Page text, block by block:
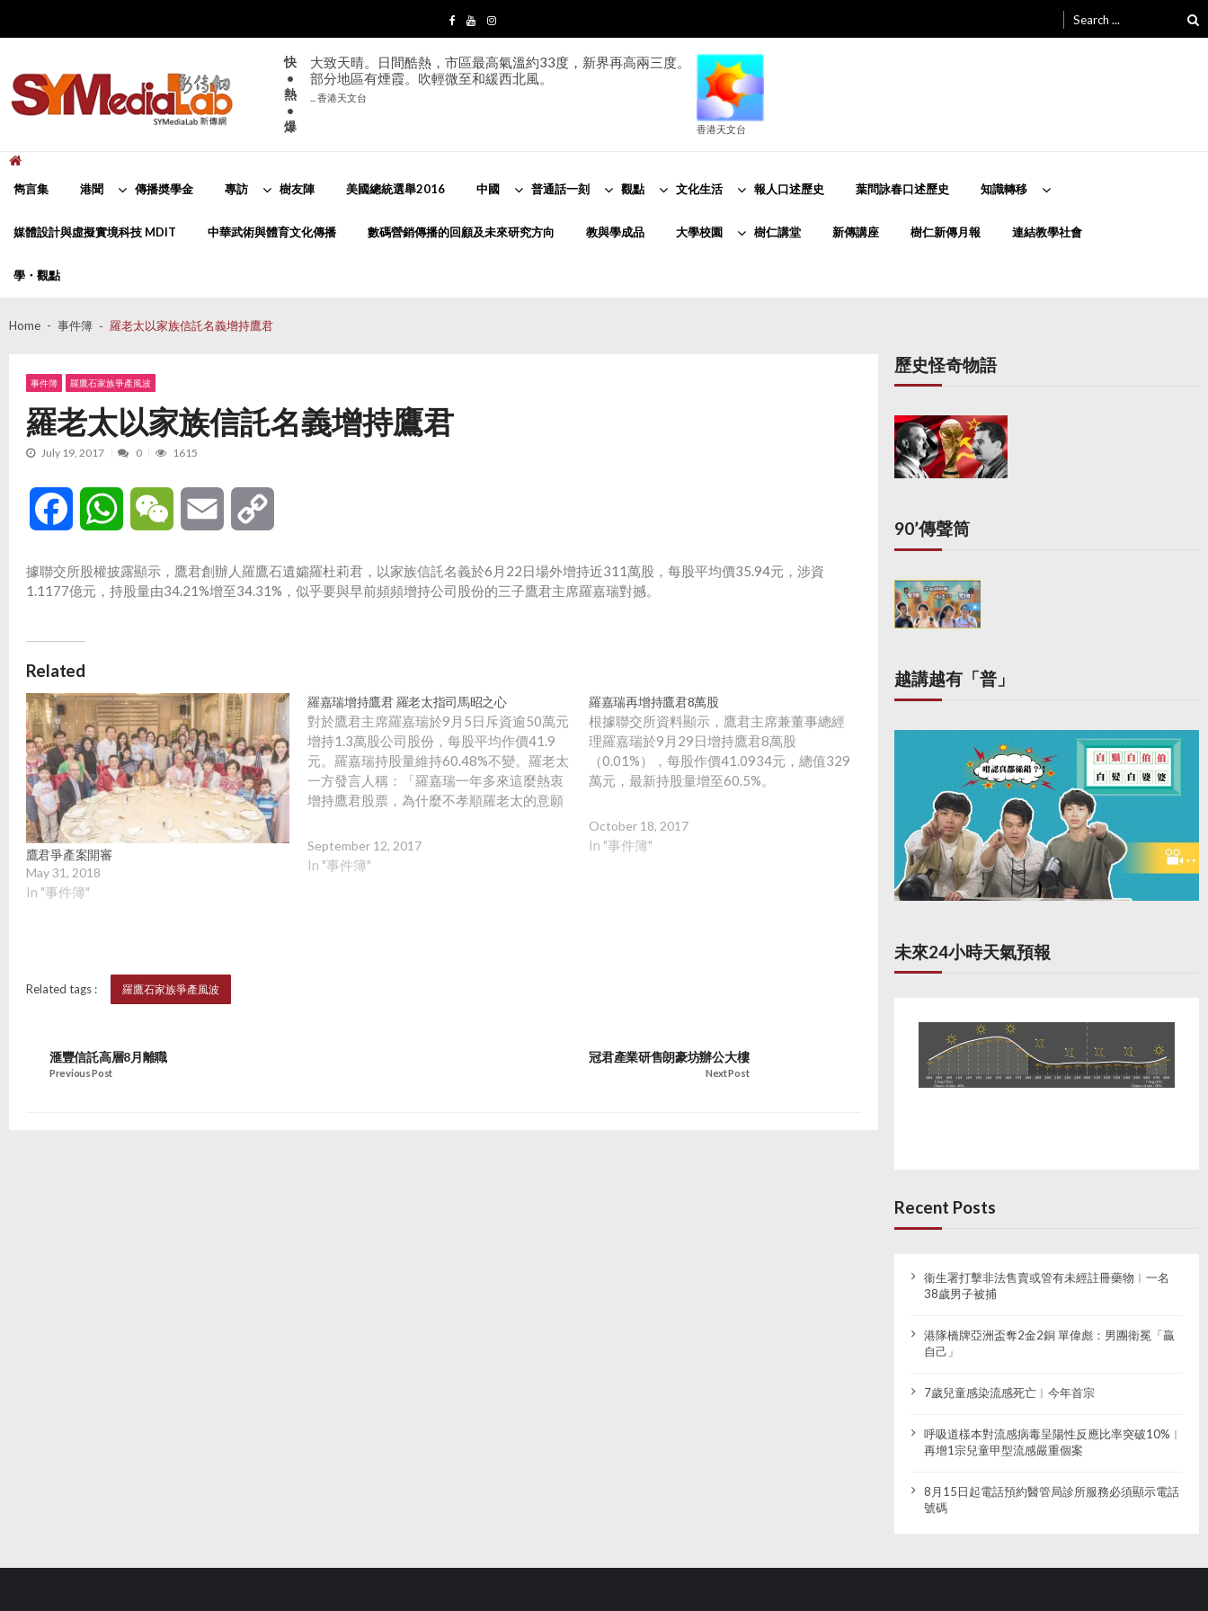
navigation
content
for:
快
•
熱
•
爆
大致天晴。日間酷熱，市區最高氣溫約33度，新界再高兩三度。
部分地區有煙霞。吹輕微至和緩西北風。
... 香港天文台
香港天文台
雋言集 港聞 傳播奬學金 專訪 樹友陣 美國總統選舉2016 中國 普通話一刻 觀點 文化生活 報人口述歷史 葉問詠春口述歷史 知識轉移
媒體設計與虛擬實境科技 MDIT 中華武術與體育文化傳播 數碼營銷傳播的回顧及未來研究方向 教與學成品 大學校園 樹仁講堂 新傳講座 樹仁新傳月報 連結教學社會
學・觀點
Home 事件簿 羅老太以家族信託名義增持鷹君
事件簿 羅鷹石家族爭產風波
羅老太以家族信託名義增持鷹君
July 19, 2017 0 1615
Facebook WhatsAppWeChat Email
據聯交所股權披露顯示，鷹君創辦人羅鷹石遺孀羅杜莉君，以家族信託名義於6月22日場外增持近311萬股，每股平均價35.94元，涉資
1.1177億元，持股量由34.21%增至34.31%，似乎要與早前頻頻增持公司股份的三子鷹君主席羅嘉瑞對撼。
Related
鷹君爭產案開審
May 31, 2018
In "事件簿"
羅嘉瑞增持鷹君 羅老太指司馬昭之心
對於鷹君主席羅嘉瑞於9月5日斥資逾50萬元
增持1.3萬股公司股份，每股平均作價41.9
元。羅嘉瑞持股量維持60.48%不變。羅老太
一方發言人稱：「羅嘉瑞一年多來這麼熱衷
增持鷹君股票，為什麼不孝順羅老太的意願
知。」
September 12, 2017
In "事件簿"
羅嘉瑞再增持鷹君8萬股
根據聯交所資料顯示，鷹君主席兼董事總經
理羅嘉瑞於9月29日增持鷹君8萬股
（0.01%），每股作價41.0934元，總值329
萬元，最新持股量增至60.5%。
October 18, 2017
In "事件簿"
Related tags : 羅鷹石家族爭產風波
滙豐信託高層8月離職
Previous Post
冠君產業研售朗豪坊辦公大樓
Next Post
歷史怪奇物語
90’傳聲筒
越講越有「普」
未來24小時天氣預報
Recent Posts
衞生署打擊非法售賣或管有未經註冊藥物︱一名
38歲男子被捕
港隊橋牌亞洲盃奪2金2銅 單偉彪：男團衛冕「贏
自己」
7歲兒童感染流感死亡︱今年首宗
呼吸道樣本對流感病毒呈陽性反應比率突破10%︱
再增1宗兒童甲型流感嚴重個案
8月15日起電話預約醫管局診所服務必須顯示電話
號碼